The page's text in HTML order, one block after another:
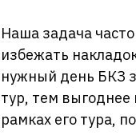
Наша задача
избежать
нужный день БКЗ
тур, тем
рамках его тура,